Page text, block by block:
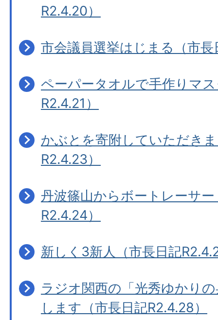
R2.4.20）
市会議員選挙はじまる（市長
ペーパータオルで手作りマ
R2.4.21）
かぶとを寄附していただき
R2.4.23）
丹波篠山からボートレーサ
R2.4.24）
新しく3新人（市長日記
ラジオ関西の「光秀ゆかり
します（市長日記R2.4.28）